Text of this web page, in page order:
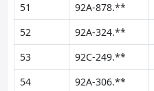
51
92A-878.**
52
92A-324.**
53
92C-249.**
54
92A-306.**